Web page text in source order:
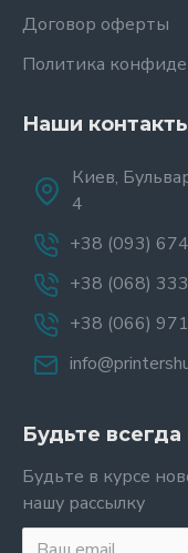
Договор оферты
Политика
Наши
Киев,
4
+38 (093)
+38 (068)
+38 (066)
Будьте всегда
Будьте в курсе
нашу рассылку